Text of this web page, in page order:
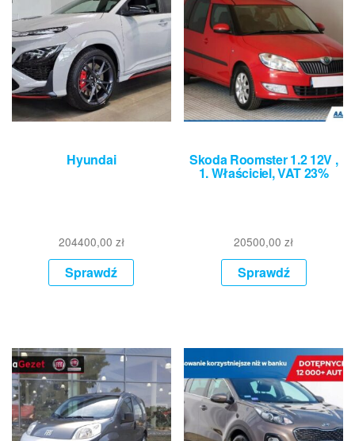
Hyundai
204400,00 zł
Sprawdź
Skoda Roomster 1.2 12V ,
1. Właściciel, VAT 23%
20500,00zł
Sprawdź